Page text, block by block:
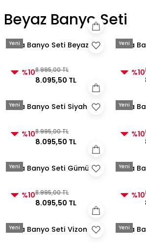
3000 TL ve Üzeri Alışverişlerde Kargo Bedava! 2
3000 TL ve Üzeri Alışverişlerde Kargo Bedava!
3000 TL ve Üzeri Alışverişlerde Kargo Bedava!
Beyaz Banyo Seti
Yeni
Aura Banyo Seti Beyaz
%108.995,00 TL
8.095,50 TL
Yeni
Aura
%10
Yeni
Aura Banyo Seti Siyah
%108.995,00 TL
8.095,50 TL
Yeni
Aura
%10
Yeni
Aura Banyo Seti Gümüş
%108.995,00 TL
8.095,50 TL
Yeni
Aura
%10
Yeni
Aura Banyo Seti Vizon Yeni
Aura